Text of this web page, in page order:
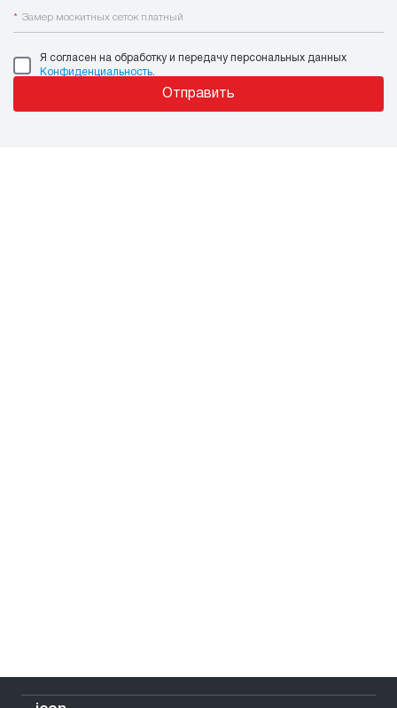
* Замер москитных сеток платный
Я согласен на обработку и передачу персональных данных
Конфиденциальность
Отправить